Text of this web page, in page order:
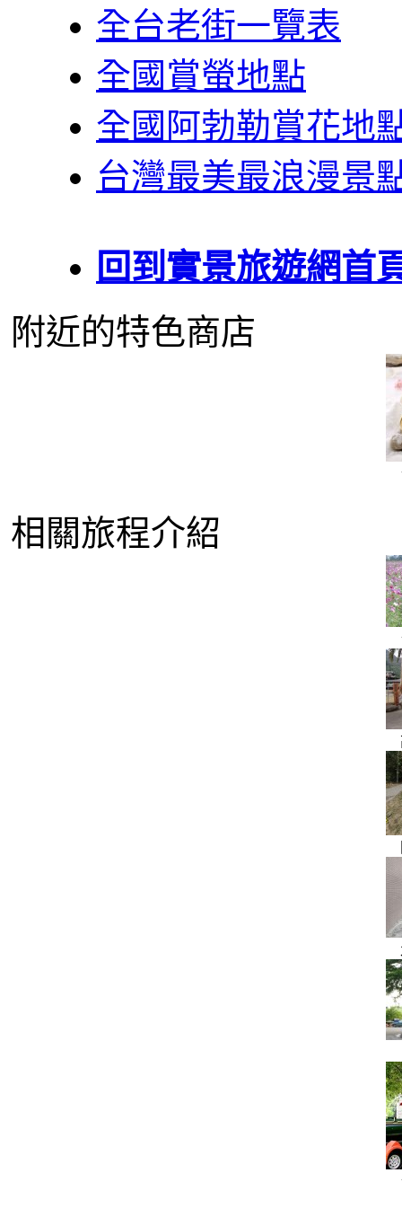
全台老街一覽表
全國賞螢地點
全國阿勃勒賞花地
台灣最美最浪漫景
回到實景旅遊網首
附近的特色商店
相關旅程介紹